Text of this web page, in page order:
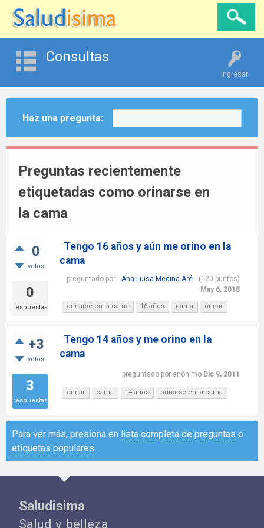
Ingresar
Consultas
Haz una pregunta:
Preguntas recientemente
etiquetadas como orinarse en
la cama
0
votos
0
respuestas
Tengo 16 años y aún me orino en la
cama
preguntado por Ana Luisa Medina Aré (120 puntos)
May 6, 2018
orinarse en la cama 16 años cama orinar
+3
votos
3
respuestas
Tengo 14 años y me orino en la
cama
preguntado por anónimo Dic 9, 2011
orinar cama 14 años orinarse en la cama
Para ver más, presiona en lista completa de preguntas o
etiquetas populares.
Saludisima
Salud y belleza